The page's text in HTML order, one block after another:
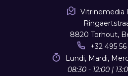
Vitrinemedia
8820 Torhout,
+32 495
Lundi, Mardi,
08:30 - 12:00 |